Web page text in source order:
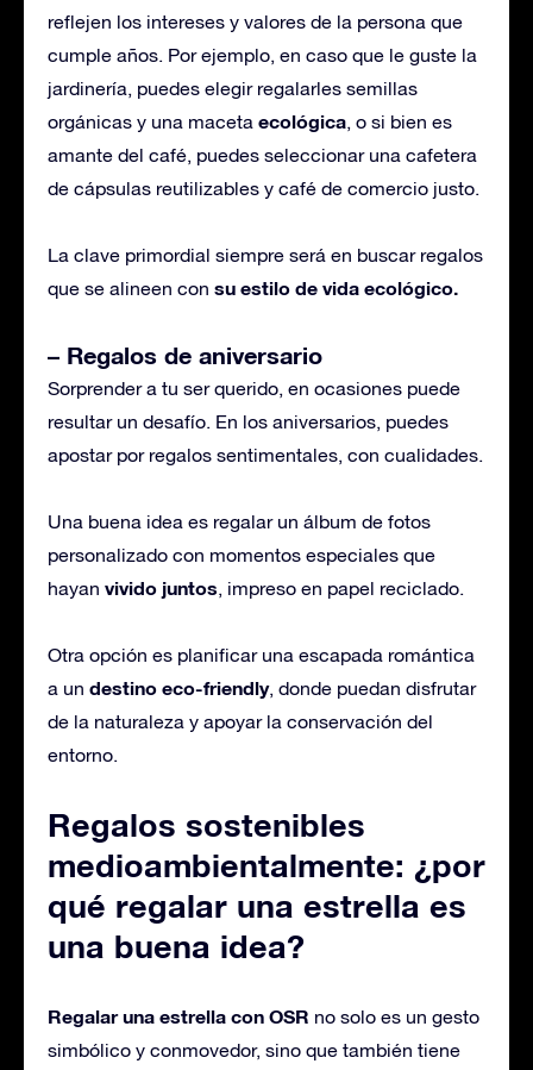
reflejen los intereses y valores de la persona que
cumple años. Por ejemplo, en caso que le guste la
jardinería, puedes elegir regalarles semillas
orgánicas y una maceta ecológica, o si bien es
amante del café, puedes seleccionar una cafetera
de cápsulas reutilizables y café de comercio justo.
La clave primordial siempre será en buscar regalos
que se alineen con su estilo de vida ecológico.
– Regalos de aniversario
Sorprender a tu ser querido, en ocasiones puede
resultar un desafío. En los aniversarios, puedes
apostar por regalos sentimentales, con cualidades.
Una buena idea es regalar un álbum de fotos
personalizado con momentos especiales que
hayan vivido juntos, impreso en papel reciclado.
Otra opción es planificar una escapada romántica
a un destino eco-friendly, donde puedan disfrutar
de la naturaleza y apoyar la conservación del
entorno.
Regalos sostenibles
medioambientalmente: ¿por
qué regalar una estrella es
una buena idea?
Regalar una estrella con OSR no solo es un gesto
simbólico y conmovedor, sino que también tiene